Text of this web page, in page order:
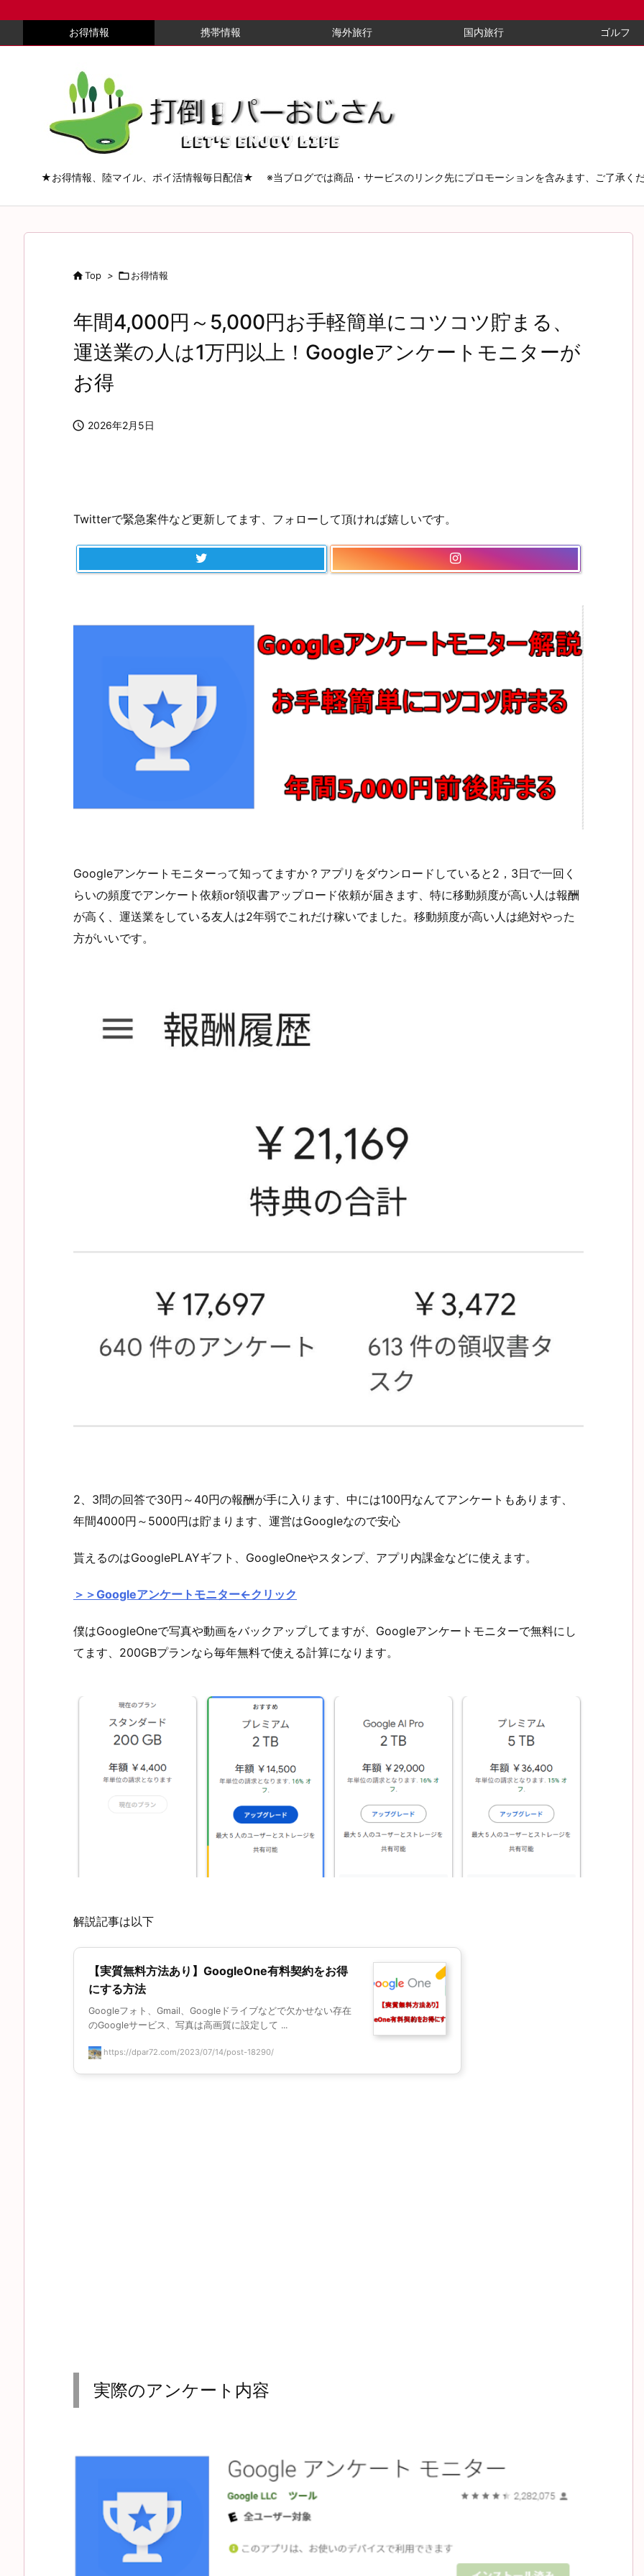
お得情報 携帯情報 海外旅行 国内旅行 ゴルフ
★お得情報、陸マイル、ポイ活情報毎日配信★ ※当ブログでは商品・サービスのリンク先にプロモーションを含みます、ご了承く
Top > お得情報
年間4,000円～5,000円お手軽簡単にコツコツ貯まる、
運送業の人は1万円以上！Googleアンケートモニターが
お得
 2026年2月5日
Twitterで緊急案件など更新してます、フォローして頂ければ嬉しいです。
Googleアンケートモニターって知ってますか？アプリをダウンロードしていると2，3日で一回く
らいの頻度でアンケート依頼or領収書アップロード依頼が届きます、特に移動頻度が高い人は報酬
が高く、運送業をしている友人は2年弱でこれだけ稼いでました。移動頻度が高い人は絶対やった
方がいいです。
2、3問の回答で30円～40円の報酬が手に入ります、中には100円なんてアンケートもあります、
年間4000円～5000円は貯まります、運営はGoogleなので安心
貰えるのはGooglePLAYギフト、GoogleOneやスタンプ、アプリ内課金などに使えます。
＞＞Googleアンケートモニター←クリック
僕はGoogleOneで写真や動画をバックアップしてますが、Googleアンケートモニターで無料にし
てます、200GBプランなら毎年無料で使える計算になります。
解説記事は以下
【実質無料方法あり】GoogleOne有料契約をお得
にする方法
Googleフォト、Gmail、Googleドライブなどで欠かせない存在
のGoogleサービス、写真は高画質に設定して ...
https://dpar72.com/2023/07/14/post-18290/
実際のアンケート内容